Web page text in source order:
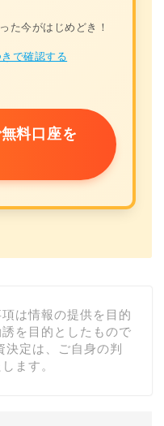
た今がはじめどき！
で確認する
料口座を
は情報の提供を目的
を目的としたもので
定は、ご自身の判
ます。